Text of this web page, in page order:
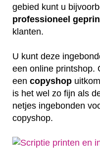
gebied kunt u
professioneel
klanten.
U kunt deze
een online printshop.
een copyshop
is het wel zo fijn als
netjes ingebonden
copyshop.